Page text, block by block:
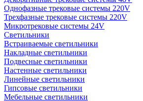
Однофазные трековые системы 220V
Трехфазные трековые системы 220V
Микротрековые системы 24V
Светильники
Встраиваемые светильники
Накладные светильники
Подвесные светильники
Настенные светильники
Линейные светильники
Гипсовые светильники
Мебельные светильники